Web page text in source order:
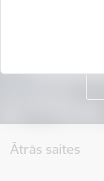
Ātrās saites